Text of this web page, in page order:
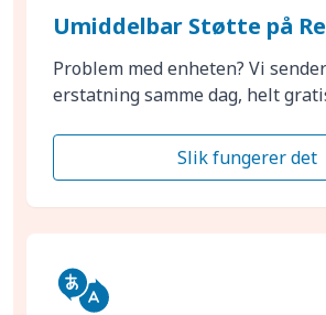
Umiddelbar Støtte på
Problem med enheten? Vi
erstatning samme dag, helt
Slik fungerer det